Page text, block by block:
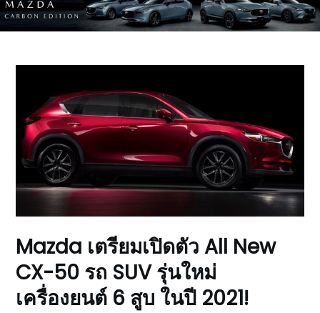
Mazda เตรียมเปิดตัว All New
CX-50 รถ SUV รุ่นใหม่
เครื่องยนต์ 6 สูบ ในปี 2021!